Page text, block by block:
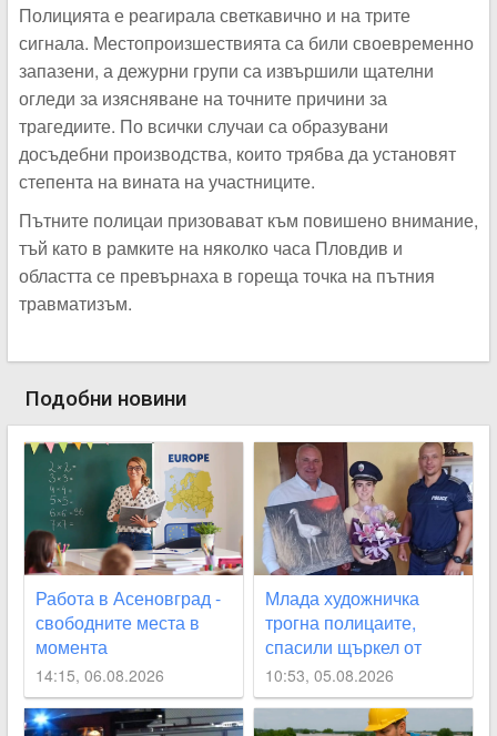
Полицията е реагирала светкавично и на трите
сигнала. Местопроизшествията са били своевременно
запазени, а дежурни групи са извършили щателни
огледи за изясняване на точните причини за
трагедиите. По всички случаи са образувани
досъдебни производства, които трябва да установят
степента на вината на участниците.
Пътните полицаи призовават към повишено внимание,
тъй като в рамките на няколко часа Пловдив и
областта се превърнаха в гореща точка на пътния
травматизъм.
Подобни новини
Работа в Асеновград -
свободните места в
момента
14:15, 06.08.2026
Млада художничка
трогна полицаите,
спасили щъркел от
огнения ад край
Асеновград
10:53, 05.08.2026